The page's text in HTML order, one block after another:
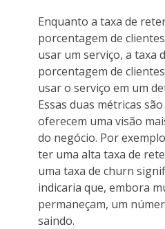
Enquanto a taxa de
porcentagem de
usar um serviço, a taxa
porcentagem de
usar o serviço em um
Essas duas métricas
oferecem uma visão
do negócio. Por
ter uma alta taxa de
uma taxa de churn
indicaria que, embora
permaneçam, um
saindo.